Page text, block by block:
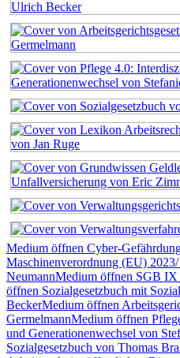
Medium öffnen Cyber-
Maschinenverordnung (EU)
NeumannMedium öffnen SGB IX
öffnen Sozialgesetzbuch mit
BeckerMedium öffnen
GermelmannMedium öffnen
und Generationenwechsel von
Sozialgesetzbuch von Thomas